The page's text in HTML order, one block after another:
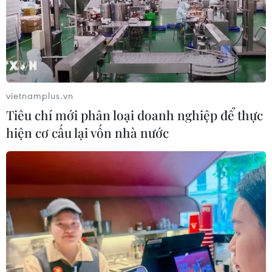
Mưa lớn gây ngập lụt, chia cắt nhiều
khu vực ở Nghệ An
06/08/2026 13:06
Đắk Lắk truy quét, xử lý tình trạng
vietnamplus.vn
Tiêu chí mới phân loại doanh nghiệp để thực
hiện cơ cấu lại vốn nhà nước